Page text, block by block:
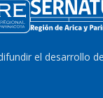
el desarrollo